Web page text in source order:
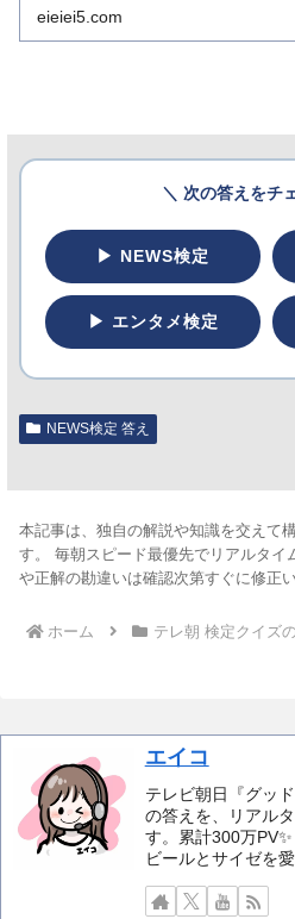
eieiei5.com
＼ 次の答えをチ
▶ NEWS検定
▶ エンタメ検定
NEWS検定 答え
本記事は、独自の解説や知識を交えて
す。 毎朝スピード最優先でリアルタイ
や正解の勘違いは確認次第すぐに修正い
ホーム テレ朝 検定クイズ
エイコ
テレビ朝日『グッ
の答えを、リアル
す。累計300万PV✨️
ビールとサイゼを